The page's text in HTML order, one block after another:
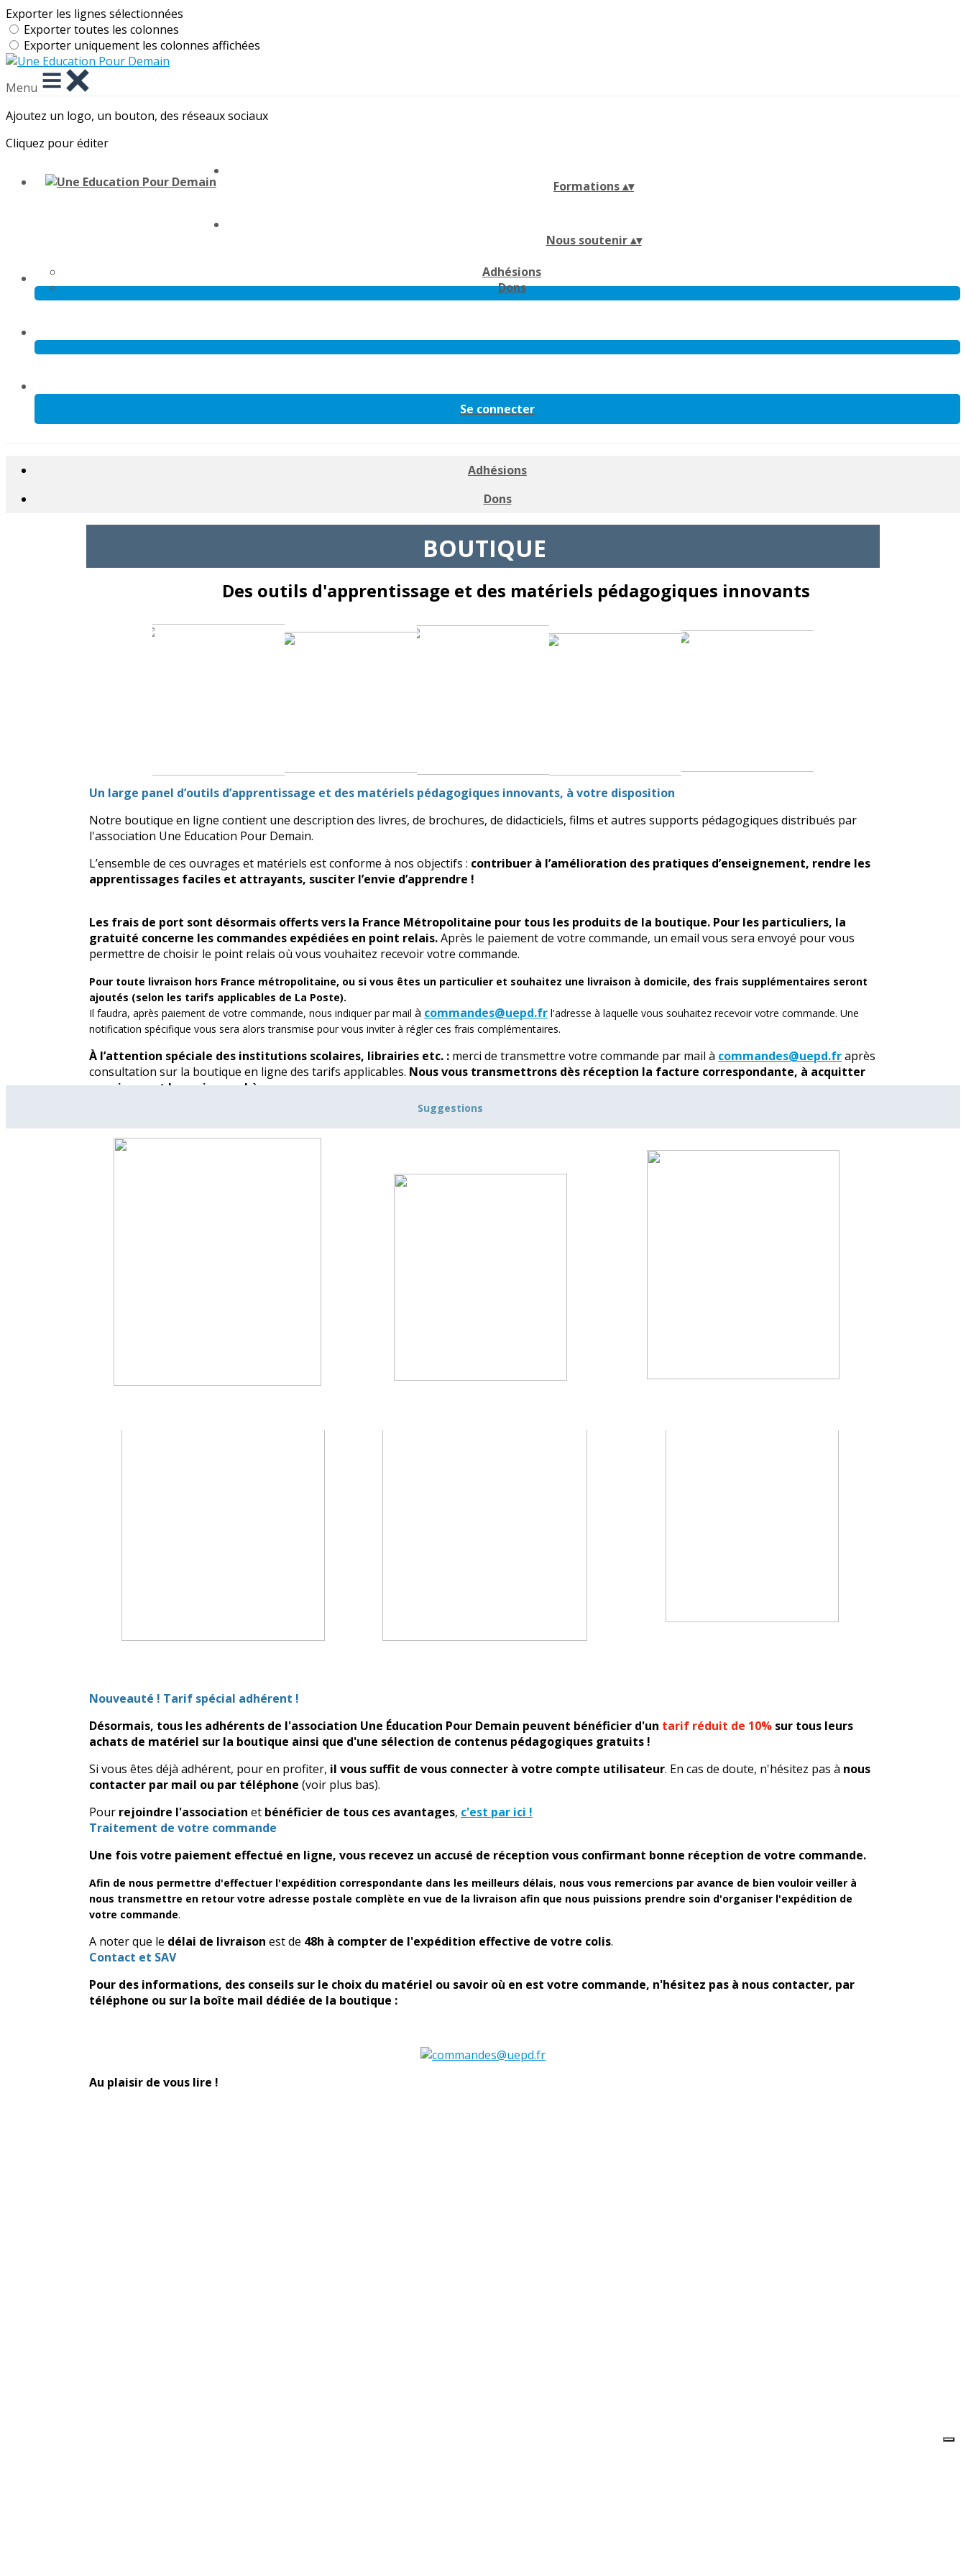
Exporter les lignes sélectionnées
Exporter toutes les colonnes
Exporter uniquement les colonnes affichées
Menu
Ajoutez un logo, un bouton, des réseaux sociaux
Cliquez pour éditer
Formations▴▾
Nous soutenir▴▾
Adhésions
Dons
Se connecter
Adhésions
Dons
BOUTIQUE
Des outils d'apprentissage et des matériels pédagogiques innovants
Un large panel d’outils d’apprentissage et des matériels pédagogiques innovants, à votre disposition
Notre boutique en ligne contient une description des livres, de brochures, de didacticiels, films et autres supports pédagogiques distribués par
l'association Une Education Pour Demain.
L’ensemble de ces ouvrages et matériels est conforme à nos objectifs : contribuer à l’amélioration des pratiques d’enseignement, rendre les
apprentissages faciles et attrayants, susciter l’envie d’apprendre !
Les frais de port sont désormais offerts vers la France Métropolitaine pour tous les produits de la boutique. Pour les particuliers, la
gratuité concerne les commandes expédiées en point relais.Après le paiement de votre commande, un email vous sera envoyé pour vous
permettre de choisir le point relais où vous vouhaitez recevoir votre commande.
Pour toute livraison hors France métropolitaine, ou si vous êtes un particulier et souhaitez une livraison à domicile, des frais supplémentaires seront
ajoutés (selon les tarifs applicables de La Poste).
Il faudra, après paiement de votre commande, nous indiquer par mail à commandes@uepd.fr l'adresse à laquelle vous souhaitez recevoir votre commande. Une
notification spécifique vous sera alors transmise pour vous inviter à régler ces frais complémentaires.
À l’attention spéciale des institutions scolaires, librairies etc. : merci de transmettre votre commande par mail à commandes@uepd.fraprès
consultation sur la boutique en ligne des tarifs applicables. Nous vous transmettrons dès réception la facture correspondante, à acquitter
par virement bancaire ou chèque.
(email, téléphone etc.), des
Suggestions
Nouveauté ! Tarif spécial adhérent !
Désormais, tous les adhérents de l'association Une Éducation Pour Demain peuvent bénéficier d'un tarif réduit de 10% sur tous leurs
achats de matériel sur la boutique ainsi que d'une sélection de contenus pédagogiques gratuits !
Si vous êtes déjà adhérent, pour en profiter, il vous suffit de vous connecter à votre compte utilisateur. En cas de doute, n'hésitez pas à nous
contacter par mail ou par téléphone (voir plus bas).
Pour rejoindre l'association et bénéficier de tous ces avantages, c'est par ici !
Traitement de votre commande
Une fois votre paiement effectué en ligne, vous recevez un accusé de réception vous confirmant bonne réception de votre commande.
Afin de nous permettre d'effectuer l'expédition correspondante dans les meilleurs délais, nous vous remercions par avance de bien vouloir veiller à
nous transmettre en retour votre adresse postale complète en vue de la livraison afin que nous puissions prendre soin d'organiser l'expédition de
votre commande.
A noter que le délai de livraison est de 48h à compter de l'expédition effective de votre colis.
Contact et SAV
Pour des informations, des conseils sur le choix du matériel ou savoir où en est votre commande, n'hésitez pas à nous contacter, par
téléphone ou sur la boîte mail dédiée de la boutique :
Au plaisir de vous lire !